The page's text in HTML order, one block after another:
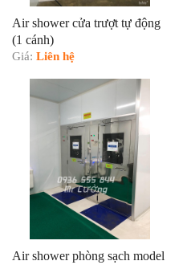
Air shower cửa trượt tự động
(1 cánh)
Giá: Liên hệ
Air shower phòng sạch model